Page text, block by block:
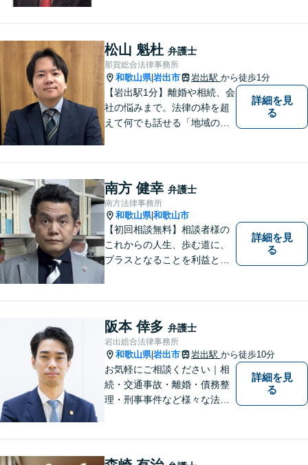
松山 魁杜 弁護士
那賀総合法律事務所
和歌山県|岩出市 岩出駅 から徒歩1分
【岩出駅1分】離婚や相続、会
社の悩みまで。法律の枠を超
えて何でも話せる「地域のか
育ちの私が丁寧にサポートし
ます。【丁寧なヒアリング】
【休日や夜間相談も柔軟に対
応】
詳細を見
る
南方 健幸 弁護士
南方法律事務所
和歌山県|和歌山市
【初回相談無料】相談者様の
これからの人生、歩む道に、
プラスとなることを利益と考
はもちろん、関西・関東から
ご相談いただくこともありま
す。
詳細を見
る
阪本 倖多 弁護士
岩出総合法律事務所
和歌山県|岩出市 岩出駅 から徒歩10分
お気軽にご相談ください｜相
続・交通事故・離婚・債務整
理・刑事事件など様々な法律
日・オンライン相談OK（要予
詳細を見
る